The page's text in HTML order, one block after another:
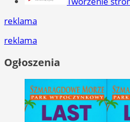
reklama
reklama
Ogłoszenia